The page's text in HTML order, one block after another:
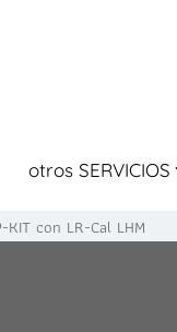
otros SERVICIOS
KIT con LR-Cal LHM